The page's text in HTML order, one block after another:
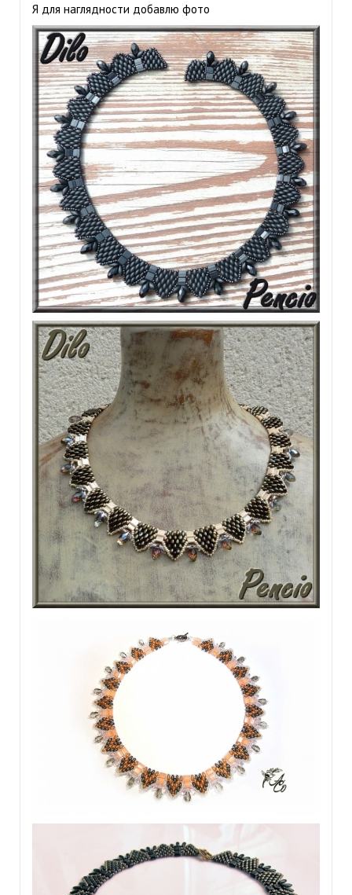
Я для наглядности добавлю фото